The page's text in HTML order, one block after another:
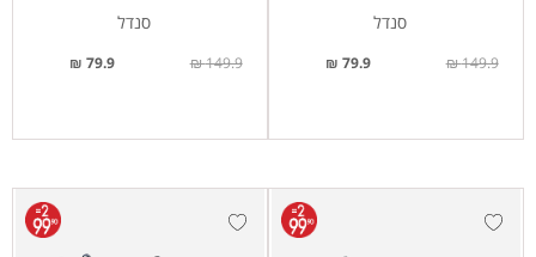
סנדל
79.9 ₪ 149.9 ₪
סנדל
79.9 ₪ 149.9 ₪